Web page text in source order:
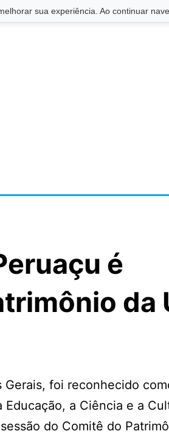
sua experiência. Ao continuar
é
da
foi reconhecido
a Ciência e a
do Comitê do